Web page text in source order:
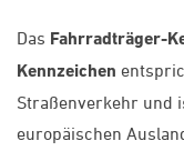
Das Fahrradträger-
Kennzeichen
Straßenverkehr und
europäischen